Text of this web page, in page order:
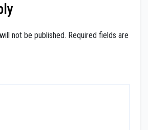
not be published. Required fields are